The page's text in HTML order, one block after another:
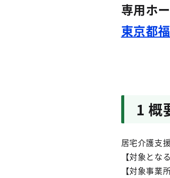
専用ホ
東京都
1 概
居宅介護支
【対象とな
【対象事業